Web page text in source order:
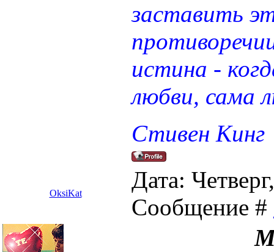
заставить
истина -
любви, сама
Стивен Кинг
OksiKat
Дата:
Сообщение #